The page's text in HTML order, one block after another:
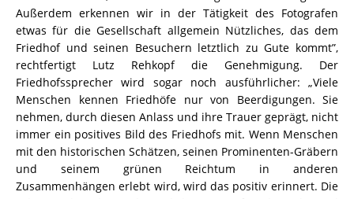
Außerdem erkennen wir in der Tätigkeit des Fotografen
etwas für die Gesellschaft allgemein Nützliches, das dem
Friedhof und seinen Besuchern letztlich zu Gute kommt”,
rechtfertigt Lutz Rehkopf die Genehmigung. Der
Friedhofssprecher wird sogar noch ausführlicher: „Viele
Menschen kennen Friedhöfe nur von Beerdigungen. Sie
nehmen, durch diesen Anlass und ihre Trauer geprägt, nicht
immer ein positives Bild des Friedhofs mit. Wenn Menschen
mit den historischen Schätzen, seinen Prominenten-Gräbern
und seinem grünen Reichtum in anderen
Zusammenhängen erlebt wird, wird das positiv erinnert. Die